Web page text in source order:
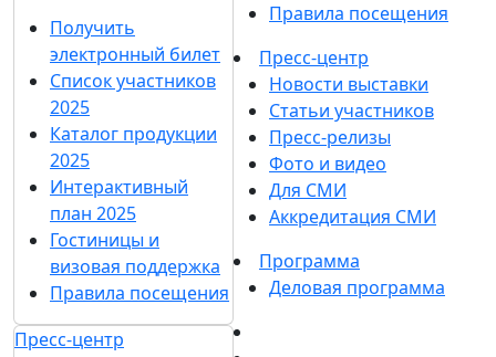
Получить
электронный билет
Список участников
2025
Каталог продукции
2025
Интерактивный
план 2025
Гостиницы и
визовая поддержка
Правила посещения
Пресс-центр
Правила посещения
Пресс-центр
Новости выставки
Статьи участников
Пресс-релизы
Фото и видео
Для СМИ
Аккредитация СМИ
Программа
Деловая программа